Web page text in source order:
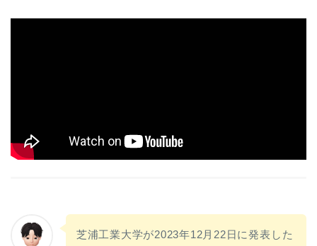
芝浦工業大学が2023年12月22日に発表した